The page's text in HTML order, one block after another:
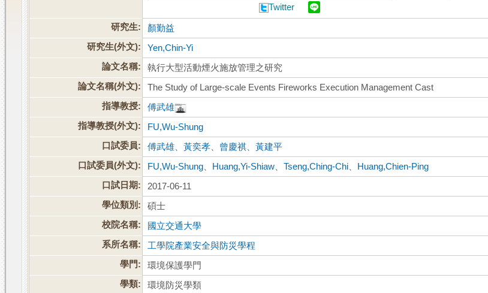
Twitter
研究生:
顏勤益
研究生(外文):
Yen,Chin-Yi
論文名稱:
執行大型活動煙火施放管理之研究
論文名稱(外文):
The Study of Large-scale Events Fireworks Execution Management Cast
指導教授:
傅武雄
指導教授(外文):
FU,Wu-Shung
口試委員:
傅武雄 、黃奕孝 曾慶祺 、黃建平
口試委員(外文):
FU,Wu-Shung Huang,Yi-Shiaw 、Tseng,Ching-Chi
Huang,Chien-Ping
口試日期:
2017-06-11
學位類別:
碩士
校院名稱:
國立交通大學
系所名稱:
工學院產業安全與防災學程
學門:
環境保護學門
學類:
環境防災學類